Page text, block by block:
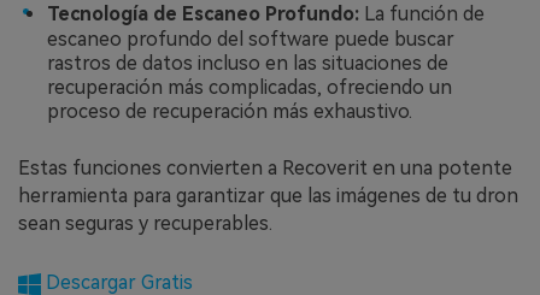
Tecnología de Escaneo Profundo: La función de
escaneo profundo del software puede buscar
rastros de datos incluso en las situaciones de
recuperación más complicadas, ofreciendo un
proceso de recuperación más exhaustivo.
Estas funciones convierten a Recoverit en una potente
herramienta para garantizar que las imágenes de tu dron
sean seguras y recuperables.
Descargar Gratis